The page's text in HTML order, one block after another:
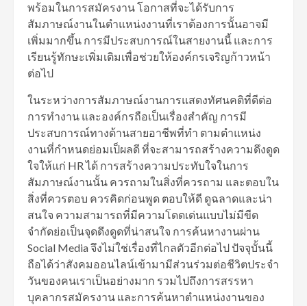
พร้อมในการสมัครงาน โอกาสที่จะได้รับการ
สัมภาษณ์งานในตำแหน่งงานที่เราต้องการนั้นอาจมี
เพิ่มมากขึ้น การมีประสบการณ์ในสายงานนี้ และการ
เรียนรู้ทักษะเพิ่มเติมเพื่อช่วยให้องค์กรเจริญก้าวหน้า
ต่อไป
ในระหว่างการสัมภาษณ์งานการแสดงทัศนคติที่ดีต่อ
การทำงาน และองค์กรถือเป็นเรื่องสำคัญ การมี
ประสบการณ์ทางด้านสายอาชีพที่ทำ ตามตำแหน่ง
งานที่กำหนดย่อมเป็ผลดี ที่จะสามารถสร้างความดึงดูด
ใจให้แก่ HR ได้ การสร้างความประทับใจในการ
สัมภาษณ์งานนั้น ควรถามในสิ่งที่ควรถาม และตอบใน
สิ่งที่ควรตอบ ควรคิดก่อนพูด ตอบให้ดี ดูฉลาดและน่า
สนใจ ความสามารถที่มีความโดดเด่นแบบไม่มีขีด
จำกัดย่อเป็นจุดดึงดูดที่น่าสนใจ การค้นหางานผ่าน
Social Media จึงไม่ใช่เรื่องที่ไกลตัวอีกต่อไป ปัจจุบั้นนี้
ถือได้ว่าสังคมออนไลน์เข้ามามีส่วนร่วมต่อชีวิตประจำ
วันของคนเราเป็นอย่างมาก รวมไปถึงการสรรหา
บุคลากรสมัครงาน และการค้นหาตำแหน่งงานของ